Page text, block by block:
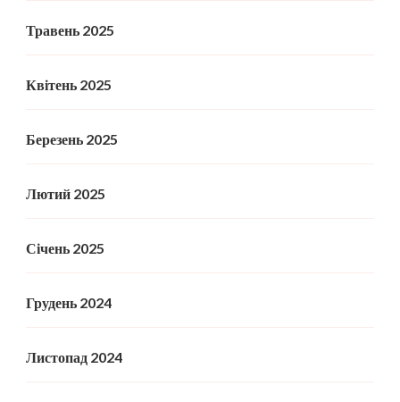
Травень 2025
Квітень 2025
Березень 2025
Лютий 2025
Січень 2025
Грудень 2024
Листопад 2024